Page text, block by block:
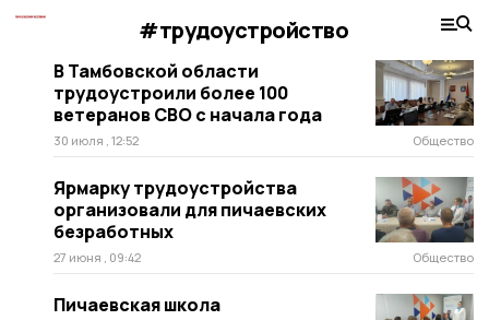
#трудоустройство
В Тамбовской области
трудоустроили более 100
ветеранов СВО с начала года
30 июля , 12:52 Общество
Ярмарку трудоустройства
организовали для пичаевских
безработных
27 июня , 09:42 Общество
Пичаевская школа